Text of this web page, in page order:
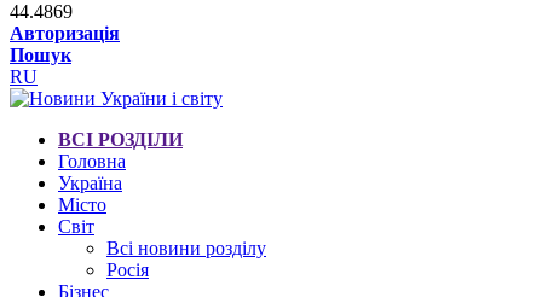
44.4869
Авторизація
Пошук
RU
ВСІ РОЗДІЛИ
Головна
Україна
Місто
Світ
Всі новини розділу
Росія
Бізнес